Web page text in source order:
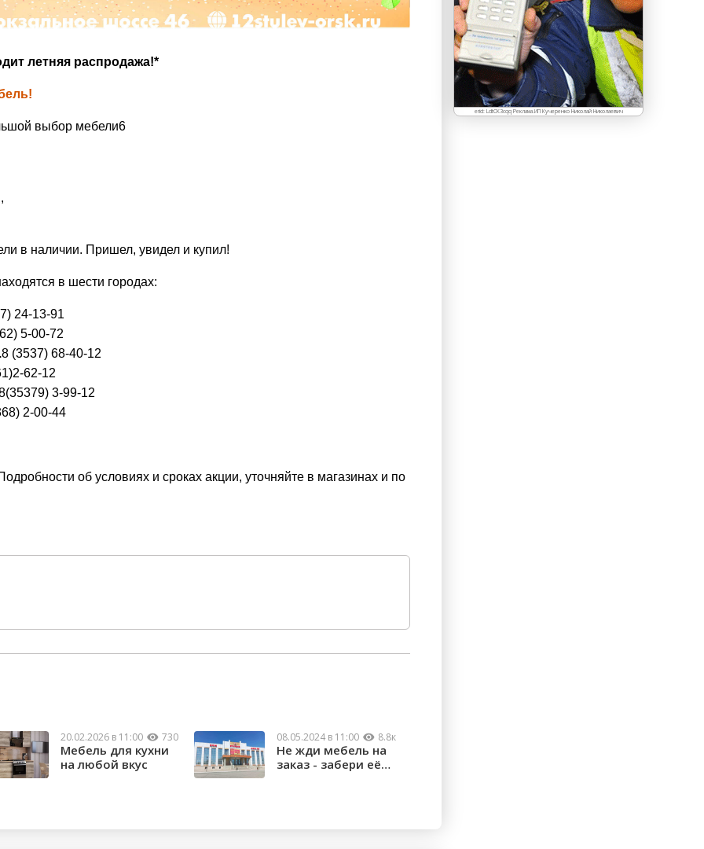
летняя распродажа!*
выбор мебели6
в наличии. Пришел, увидел и купил!
в шести городах:
24-13-91
5-00-72
8 (3537) 68-40-12
62-12
3-99-12
2-00-44
об условиях и сроках акции, уточняйте в магазинах и по
20.02.2026 в 11:00 730
Мебель для кухни
на любой вкус
08.05.2024 в 11:00 8.8к
Не жди мебель на
заказ - забери её
erid: LdtCK3cqq Реклама.ИП Кучеренко Николай Николаевич